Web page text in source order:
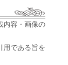
内容・画像の
用である旨を